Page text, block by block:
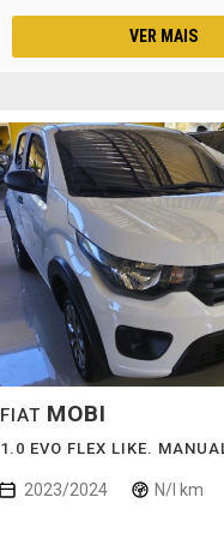
VER MAIS
FIAT MOBI
1.0 EVO FLEX LIKE.
2023/2024 N/I km